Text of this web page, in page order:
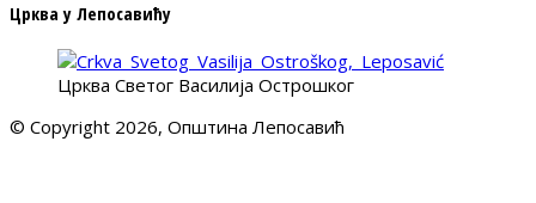
Црква у Лепосавићу
Црква Светог Василија Острошког
© Copyright 2026, Општина Лепосавић